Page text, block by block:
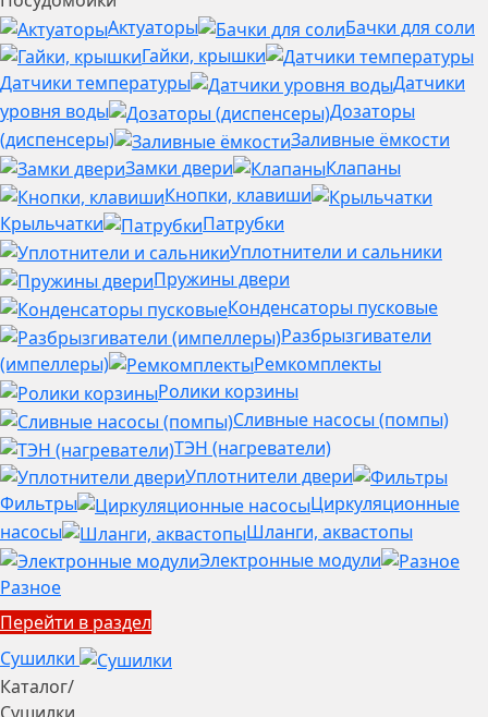
Актуаторы
Бачки для соли
Гайки, крышки
Датчики температуры
Датчики
уровня воды
Дозаторы
(диспенсеры)
Заливные ёмкости
Замки двери
Клапаны
Кнопки, клавиши
Крыльчатки
Патрубки
Уплотнители и сальники
Пружины двери
Конденсаторы пусковые
Разбрызгиватели
(импеллеры)
Ремкомплекты
Ролики корзины
Сливные насосы (помпы)
ТЭН (нагреватели)
Уплотнители двери
Фильтры
Циркуляционные
насосы
Шланги, аквастопы
Электронные модули
Разное
Перейти в раздел
Сушилки
Каталог/